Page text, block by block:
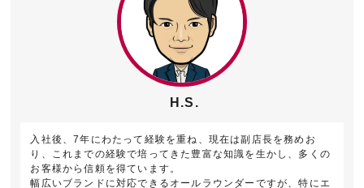
H.S.
入社後、7年にわたって経験を重ね、現在は副店長を務めお
り、これまでの経験で培ってきた豊富な知識を生かし、多くの
お客様から信頼を得ています。
幅広いブランドに対応できるオールラウンダーですが、特にエ